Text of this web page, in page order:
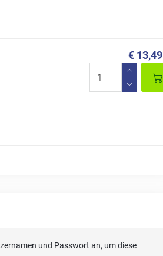
€ 13,49
und Passwort an, um diese